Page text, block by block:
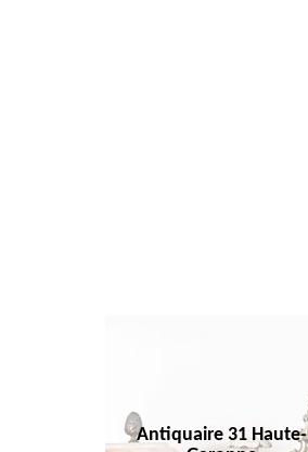
Antiquaire 31 Haute-